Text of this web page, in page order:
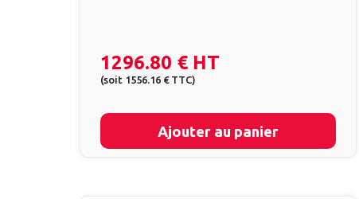
1296.80 € HT
(soit 1556.16 € TTC)
Ajouter au panier